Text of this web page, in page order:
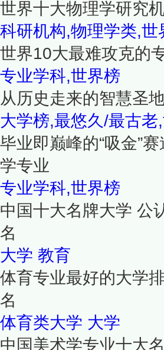
世界十大物理学研究
科研机构,物理学类,世
世界10大最难攻克的
专业学科,世界榜
从历史走来的智慧圣
大学榜,最悠久/最古老
毕业即巅峰的“吸金”
学专业
专业学科,世界榜
中国十大名牌大学 公
名
大学 教育
体育专业最好的大学
名
体育类大学 大学
中国美术学专业十大